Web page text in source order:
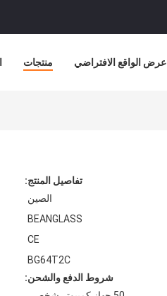
منتجات عرض الواقع الافتراضي
تفاصيل المنتج:
الصين
BEANGLASS
CE
BG64T2C
شروط الدفع والشحن: